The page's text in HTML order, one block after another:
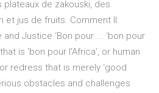
plateaux de zakouski, des
et jus de fruits. Comment II:
Justice ‘Bon pour ... ‘bon pour
is ‘bon pour l’Africa’, or human
redress that is merely ‘good
obstacles and challenges